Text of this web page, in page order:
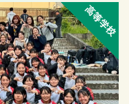
高等学校